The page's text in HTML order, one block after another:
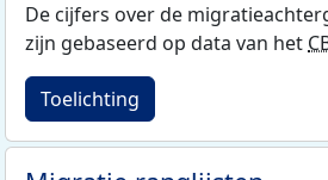
De cijfers over de
zijn gebaseerd op data van het
Toelichting